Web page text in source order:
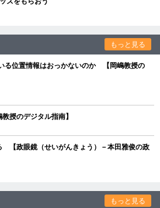
もっと見る
る位置情報はおっかないのか 【岡嶋教授の
授のデジタル指南】
【政眼鏡（せいがんきょう）－本田雅俊の政
もっと見る